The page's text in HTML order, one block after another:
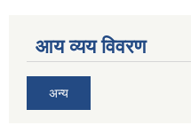
आय व्यय विवरण
अन्य